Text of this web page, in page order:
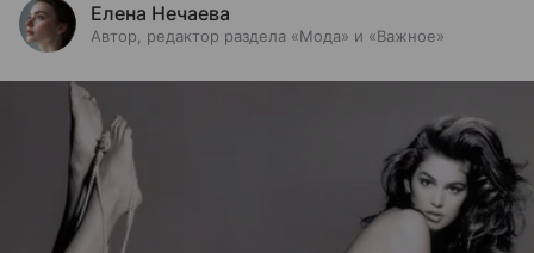
Елена Нечаева
Автор, редактор раздела «Мода» и «Важное»